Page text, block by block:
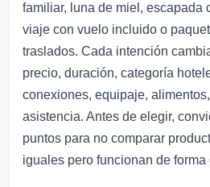
familiar, luna de miel, escapada
viaje con vuelo incluido o
traslados. Cada intención
precio, duración, categoría
conexiones, equipaje,
asistencia. Antes de elegir,
puntos para no comparar
iguales pero funcionan de forma